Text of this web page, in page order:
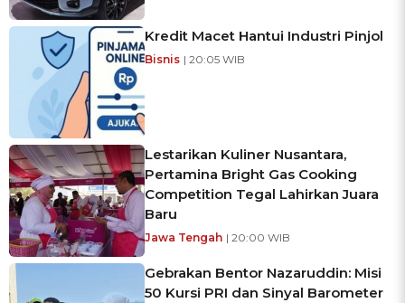
Kredit Macet Hantui Industri Pinjol
Bisnis | 20:05 WIB
Lestarikan Kuliner Nusantara,
Pertamina Bright Gas Cooking
Competition Tegal Lahirkan Juara
Baru
Jawa Tengah | 20:00 WIB
Gebrakan Bentor Nazaruddin: Misi
50 Kursi PRI dan Sinyal Barometer